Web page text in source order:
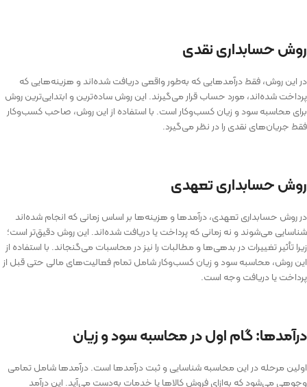
روش حسابداری نقدی
در این روش، فقط درآمدهایی که به‌طور واقعی دریافت شده‌اند و هزینه‌هایی که
پرداخت شده‌اند، مورد حساب قرار می‌گیرند. این روش ساده‌ترین و ابتدایی‌ترین روش
برای محاسبه سود و زیان کسب‌وکار است. با استفاده از این روش، صاحب کسب‌وکار
فقط جریان‌های نقدی را در نظر می‌گیرد.
روش حسابداری تعهدی
در روش حسابداری تعهدی، درآمدها و هزینه‌ها بر اساس زمانی که انجام شده‌اند
شناسایی می‌شوند و نه زمانی که پرداخت یا دریافت شده‌اند. این روش دقیق‌تر است؛
زیرا تأثیر تغییرات در بدهی‌ها و مطالبات را نیز در محاسبات می‌گنجاند. با استفاده از
این روش، محاسبه سود و زیان کسب‌وکار شامل تمام فعالیت‌های مالی حتی قبل از
پرداخت یا دریافت وجه است.
درآمدها: گام اول در محاسبه سود و زیان
اولین مرحله در این محاسبه شناسایی و ثبت درآمدها است. درآمدها شامل تمامی
وجوهی می‌شود که به‌ازای فروش کالاها یا خدمات به‌دست می‌آید. این درآمد